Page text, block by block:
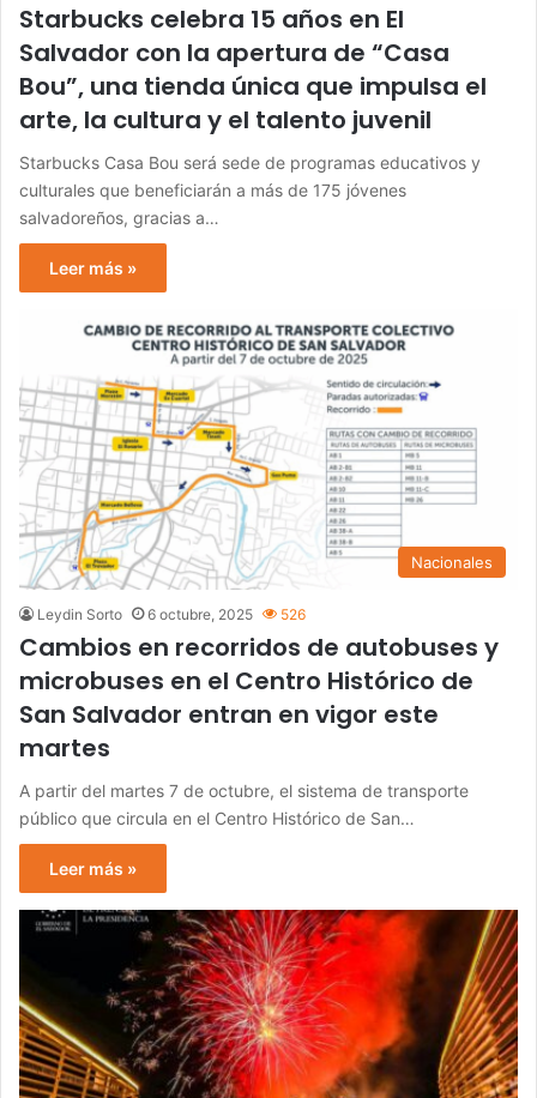
Starbucks celebra 15 años en El
Salvador con la apertura de “Casa
Bou”, una tienda única que impulsa el
arte, la cultura y el talento juvenil
Starbucks Casa Bou será sede de programas educativos y
culturales que beneficiarán a más de 175 jóvenes
salvadoreños, gracias a…
Leer más »
Nacionales
Leydin Sorto 6 octubre, 2025 526
Cambios en recorridos de autobuses y
microbuses en el Centro Histórico de
San Salvador entran en vigor este
martes
A partir del martes 7 de octubre, el sistema de transporte
público que circula en el Centro Histórico de San…
Leer más »